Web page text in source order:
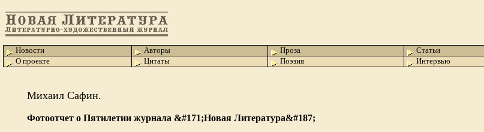
Новости Авторы Проза Статьи
О проекте
Цитаты Поэзия Интервью
Михаил Сафин.
Фотоотчет о Пятилетии журнала &#171;Новая Литература&#187;